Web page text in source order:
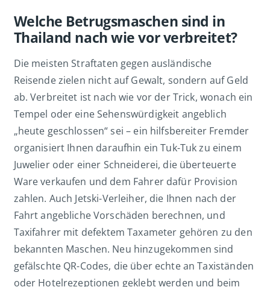
Welche Betrugsmaschen sind in
Thailand nach wie vor verbreitet?
Die meisten Straftaten gegen ausländische
Reisende zielen nicht auf Gewalt, sondern auf Geld
ab. Verbreitet ist nach wie vor der Trick, wonach ein
Tempel oder eine Sehenswürdigkeit angeblich
„heute geschlossen“ sei – ein hilfsbereiter Fremder
organisiert Ihnen daraufhin ein Tuk-Tuk zu einem
Juwelier oder einer Schneiderei, die überteuerte
Ware verkaufen und dem Fahrer dafür Provision
zahlen. Auch Jetski-Verleiher, die Ihnen nach der
Fahrt angebliche Vorschäden berechnen, und
Taxifahrer mit defektem Taxameter gehören zu den
bekannten Maschen. Neu hinzugekommen sind
gefälschte QR-Codes, die über echte an Taxiständen
oder Hotelrezeptionen geklebt werden und beim